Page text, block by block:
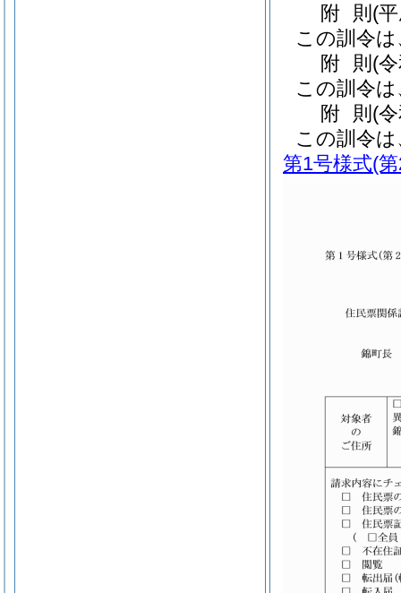
附 則 (
この訓令
附 則 (
この訓令
附 則 (
この訓令
第1号様式(